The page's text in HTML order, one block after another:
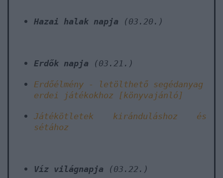
Hazai halak napja (03.20.)
Erdők napja (03.21.)
Erdőélmény - letölthető segédanyag
erdei játékokhoz [könyvajánló]
Játékötletek kiránduláshoz és
sétához
Víz világnapja (03.22.)